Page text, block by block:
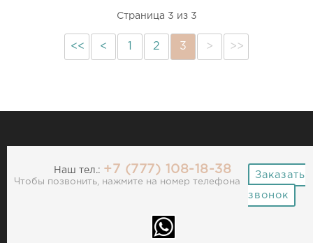
Страница 3 из 3
<< < 2 3 > >>
Наш тел.: +7 (777) 108-18-38
Чтобы позвонить, нажмите на номер телефона
Заказать
звонок